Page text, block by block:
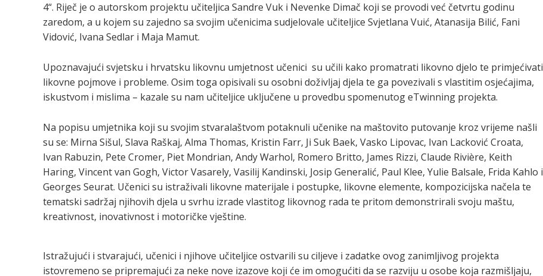
4“. Riječ je o autorskom projektu učiteljica Sandre Vuk i Nevenke Dimač koji se provodi već četvrtu godinu
zaredom, a u kojem su zajedno sa svojim učenicima sudjelovale učiteljice Svjetlana Vuić, Atanasija Bilić, Fani
Vidović, Ivana Sedlar i Maja Mamut.
Upoznavajući svjetsku i hrvatsku likovnu umjetnost učenici su učili kako promatrati likovno djelo te primjećivati
likovne pojmove i probleme. Osim toga opisivali su osobni doživljaj djela te ga povezivali s vlastitim osjećajima,
iskustvom i mislima – kazale su nam učiteljice uključene u provedbu spomenutog eTwinning projekta.
Na popisu umjetnika koji su svojim stvaralaštvom potaknuli učenike na maštovito putovanje kroz vrijeme našli
su se: Mirna Sišul, Slava Raškaj, Alma Thomas, Kristin Farr, Ji Suk Baek, Vasko Lipovac, Ivan Lacković Croata,
Ivan Rabuzin, Pete Cromer, Piet Mondrian, Andy Warhol, Romero Britto, James Rizzi, Claude Rivière, Keith
Haring, Vincent van Gogh, Victor Vasarely, Vasilij Kandinski, Josip Generalić, Paul Klee, Yulie Balsale, Frida Kahlo i
Georges Seurat. Učenici su istraživali likovne materijale i postupke, likovne elemente, kompozicijska načela te
tematski sadržaj njihovih djela u svrhu izrade vlastitog likovnog rada te pritom demonstrirali svoju maštu,
kreativnost, inovativnost i motoričke vještine.
Istražujući i stvarajući, učenici i njihove učiteljice ostvarili su ciljeve i zadatke ovog zanimljivog projekta
istovremeno se pripremajući za neke nove izazove koji će im omogućiti da se razviju u osobe koja razmišljaju,